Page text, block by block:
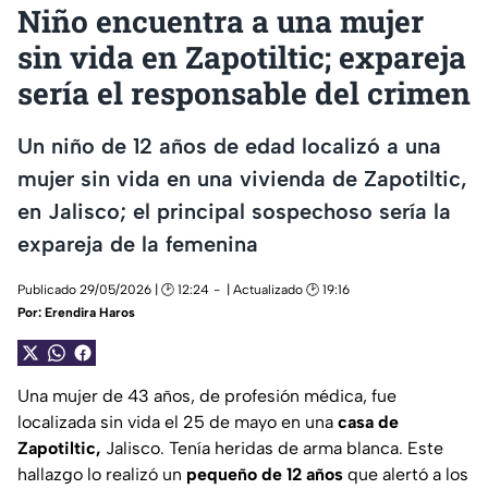
Niño encuentra a una mujer
sin vida en Zapotiltic; expareja
sería el responsable del crimen
Un niño de 12 años de edad localizó a una
mujer sin vida en una vivienda de Zapotiltic,
en Jalisco; el principal sospechoso sería la
expareja de la femenina
Publicado 29/05/2026 | 🕑 12:24
| Actualizado 🕑 19:16
Por: Erendira Haros
Una mujer de 43 años, de profesión médica, fue
localizada sin vida el 25 de mayo en una casa de
Zapotiltic, Jalisco. Tenía heridas de arma blanca. Este
hallazgo lo realizó un pequeño de 12 años que alertó a los